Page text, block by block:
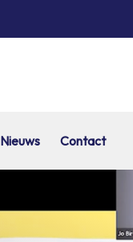
Nieuws Contact